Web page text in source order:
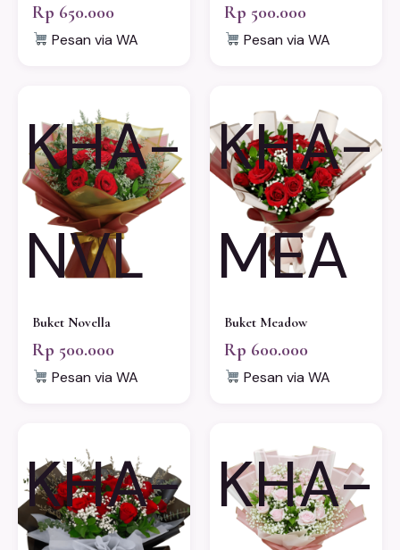
Rp 650.000
Pesan via WA
Rp 500.000
Pesan via WA
KHA-
NVL
Buket Novella
Rp 500.000
Pesan via WA
KHA-
MEA
Buket Meadow
Rp 600.000
Pesan via WA
KHA- KHA-